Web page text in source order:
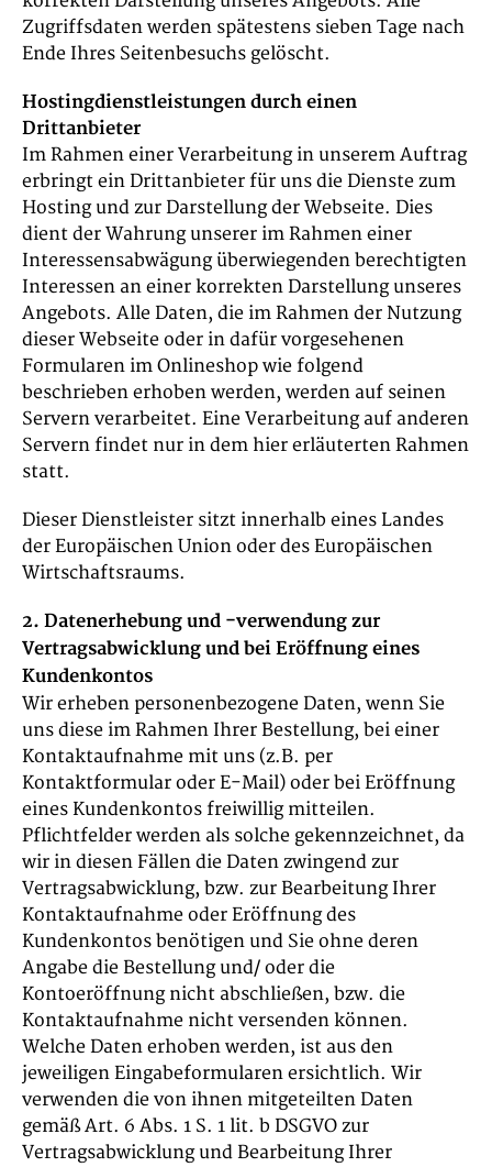
Zugriffsdaten werden spätestens sieben Tage nach
Ende Ihres Seitenbesuchs gelöscht.
Hostingdienstleistungen durch einen
Drittanbieter
Im Rahmen einer Verarbeitung in unserem Auftrag
erbringt ein Drittanbieter für uns die Dienste zum
Hosting und zur Darstellung der Webseite. Dies
dient der Wahrung unserer im Rahmen einer
Interessensabwägung überwiegenden berechtigten
Interessen an einer korrekten Darstellung unseres
Angebots. Alle Daten, die im Rahmen der Nutzung
dieser Webseite oder in dafür vorgesehenen
Formularen im Onlineshop wie folgend
beschrieben erhoben werden, werden auf seinen
Servern verarbeitet. Eine Verarbeitung auf anderen
Servern findet nur in dem hier erläuterten Rahmen
statt.
Dieser Dienstleister sitzt innerhalb eines Landes
der Europäischen Union oder des Europäischen
Wirtschaftsraums.
2. Datenerhebung und -verwendung zur
Vertragsabwicklung und bei Eröffnung eines
Kundenkontos
Wir erheben personenbezogene Daten, wenn Sie
uns diese im Rahmen Ihrer Bestellung, bei einer
Kontaktaufnahme mit uns (z.B. per
Kontaktformular oder E-Mail) oder bei Eröffnung
eines Kundenkontos freiwillig mitteilen.
Pflichtfelder werden als solche gekennzeichnet, da
wir in diesen Fällen die Daten zwingend zur
Vertragsabwicklung, bzw. zur Bearbeitung Ihrer
Kontaktaufnahme oder Eröffnung des
Kundenkontos benötigen und Sie ohne deren
Angabe die Bestellung und/ oder die
Kontoeröffnung nicht abschließen, bzw. die
Kontaktaufnahme nicht versenden können.
Welche Daten erhoben werden, ist aus den
jeweiligen Eingabeformularen ersichtlich. Wir
verwenden die von ihnen mitgeteilten Daten
gemäß Art. 6 Abs. 1 S. 1 lit. b DSGVO zur
Vertragsabwicklung und Bearbeitung Ihrer